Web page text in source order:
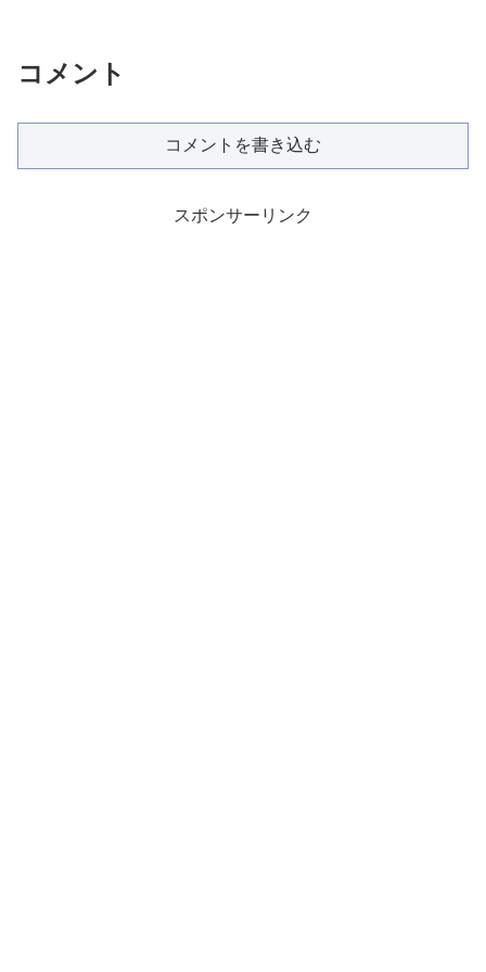
コメント
コメントを書き込む
スポンサーリンク